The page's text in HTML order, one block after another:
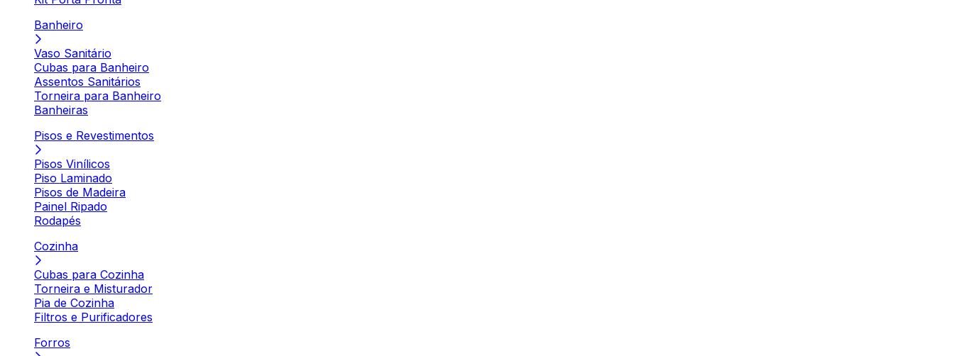
Banheiro
Vaso Sanitário
Cubas para Banheiro
Assentos Sanitários
Torneira para Banheiro
Banheiras
Pisos e Revestimentos
Pisos Vinílicos
Piso Laminado
Pisos de Madeira
Painel Ripado
Rodapés
Cozinha
Cubas para Cozinha
Torneira e Misturador
Pia de Cozinha
Filtros e Purificadores
Forros